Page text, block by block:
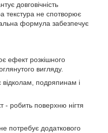
довговічність
текстура не спотворює
формула забезпечує
ефект розкішного
вигляду.
відколам, подряпинам і
робить поверхню нігтя
потребує додаткового